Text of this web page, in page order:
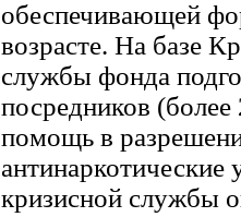
обеспечивающей
возрасте. На базе
службы фонда
посредников
помощь в
антинаркотические
кризисной службы